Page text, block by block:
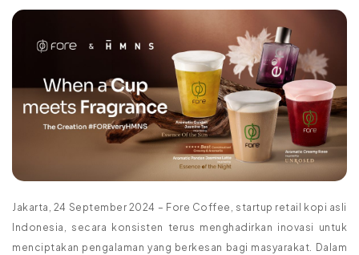
Jakarta, 24 September 2024 – Fore Coffee, startup retail kopi asli
Indonesia, secara konsisten terus menghadirkan inovasi untuk
menciptakan pengalaman yang berkesan bagi masyarakat. Dalam